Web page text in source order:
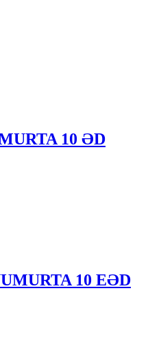
10 ƏD
10 EƏD